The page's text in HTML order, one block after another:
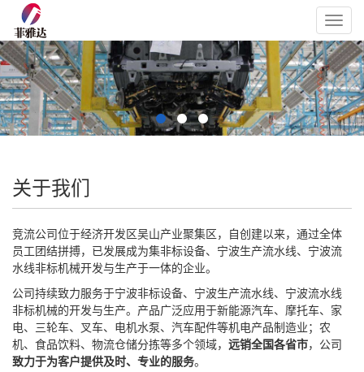
关于我们
竞流公司位于经济开发区吴山产业聚集区，自创建以来，通过全体
员工团结拼搏，已发展成为集非标设备、宁波生产流水线、宁波流
水线非标机械开发与生产于一体的企业。
公司持续致力服务于宁波非标设备、宁波生产流水线、宁波流水线
非标机械的开发与生产。产品广泛应用于新能源汽车、摩托车、家
电、三轮车、叉车、电机水泵、汽车配件等机电产品制造业；农
机、食品饮料、物流仓储分拣等多个领域， 远销全国各省市，公司
致力于为客户提供及时、专业的服务。